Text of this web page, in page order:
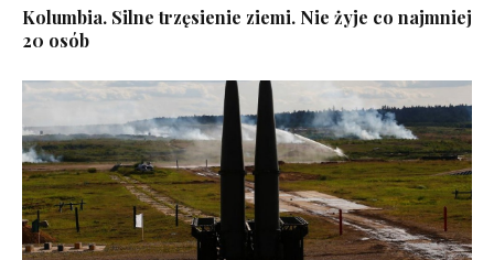
Kolumbia. Silne trzęsienie ziemi. Nie żyje co najmniej
20 osób